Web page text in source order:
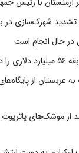
شهرک‌سازی در
در حال انجام است
دارد
عربستان از
عربستان ۸۶ درصد از موشک‌های